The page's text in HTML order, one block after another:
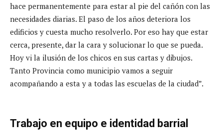
hace permanentemente para estar al pie del cañón con las
necesidades diarias. El paso de los años deteriora los
edificios y cuesta mucho resolverlo. Por eso hay que estar
cerca, presente, dar la cara y solucionar lo que se pueda.
Hoy vi la ilusión de los chicos en sus cartas y dibujos.
Tanto Provincia como municipio vamos a seguir
acompañando a esta y a todas las escuelas de la ciudad”.
Trabajo en equipo e identidad barrial